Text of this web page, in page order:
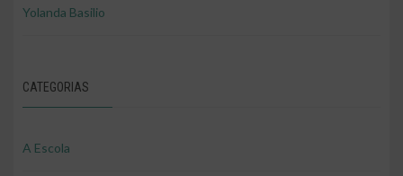
Yolanda Basilio
CATEGORIAS
A Escola